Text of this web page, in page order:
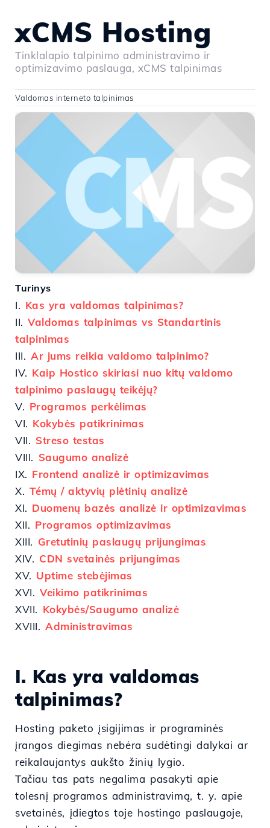
xCMS Hosting
Tinklalapio talpinimo administravimo ir
optimizavimo paslauga, xCMS talpinimas
Valdomas interneto talpinimas
Turinys
I. Kas yra valdomas talpinimas?
II.Valdomas talpinimas vs Standartinis
talpinimas
III. Ar jums reikia valdomo talpinimo?
IV. Kaip Hostico skiriasi nuo kitų valdomo
talpinimo paslaugų teikėjų?
V. Programos perkėlimas
VI. Kokybės patikrinimas
VII. Streso testas
VIII. Saugumo analizė
IX. Frontend analizė ir optimizavimas
X. Témų / aktyvių plėtinių analizė
XI. Duomenų bazės analizė ir optimizavimas
XII. Programos optimizavimas
XIII. Gretutinių paslaugų prijungimas
XIV. CDN svetainės prijungimas
XV. Uptime stebėjimas
XVI. Veikimo patikrinimas
XVII. Kokybės/Saugumo analizė
XVIII.Administravimas
I. Kas yra valdomas
talpinimas?
Hosting paketo įsigijimas ir programinės
įrangos diegimas nebėra sudėtingi dalykai ar
reikalaujantys aukšto žinių lygio.
Tačiau tas pats negalima pasakyti apie
tolesnį programos administravimą, t. y. apie
svetainės, įdiegtos toje hostingo paslaugoje,